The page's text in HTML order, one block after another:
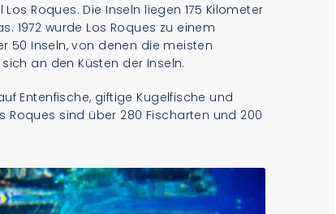
Roques. Die Inseln liegen 175 Kilometer
1972 wurde Los Roques zu einem
50 Inseln, von denen die meisten
an den Küsten der Inseln.
Entenfische, giftige Kugelfische und
Roques sind über 280 Fischarten und 200